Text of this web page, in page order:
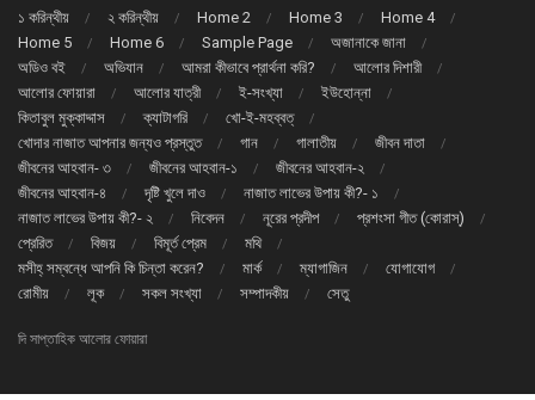
১ করিন্থীয় ২ করিন্থীয় Home 2 Home 3
Home 4
Home 5
Home 6 Sample Page
অজানাকে জানা
অডিও বই
অভিযান আমরা কীভাবে প্রার্থনা করি?
আলোর দিশারী
আলোর ফোয়ারা
আলোর যাত্রী ই-সংখ্যা
ইউহোন্না
কিতাবুল মুক্কাদ্দাস
ক্যাটাগরি
খো-ই-মহব্বত্
খোদার নাজাত আপনার জন্যও প্রস্তুত
গান গালাতীয়
জীবন দাতা
জীবনের আহবান- ৩
জীবনের আহবান-১
জীবনের আহবান-২
জীবনের আহবান-৪
দৃষ্টি খুলে দাও
নাজাত লাভের উপায় কী?- ১
নাজাত লাভের উপায় কী?- ২
নিবেদন নূরের প্রদীপ
প্রশংসা গীত (কোরাস্)
প্রেরিত
বিজয় বিমূর্ত প্রেম
মথি
মসীহ্ সম্বন্ধে আপনি কি চিন্তা করেন?
মার্ক ম্যাগাজিন
যোগাযোগ
রোমীয়
লূক সকল সংখ্যা সম্পাদকীয় সেতু
দি সাপ্তাহিক আলোর ফোয়ারা